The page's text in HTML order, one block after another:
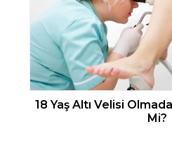
18 Yaş Altı Velisi
Mi?